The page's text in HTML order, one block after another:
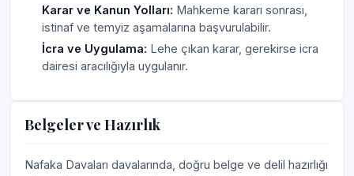
Karar ve Kanun Yolları: Mahkeme kararı sonrası,
istinaf ve temyiz aşamalarına başvurulabilir.
İcra ve Uygulama: Lehe çıkan karar, gerekirse icra
dairesi aracılığıyla uygulanır.
Belgeler ve Hazırlık
Nafaka Davaları davalarında, doğru belge ve delil hazırlığı